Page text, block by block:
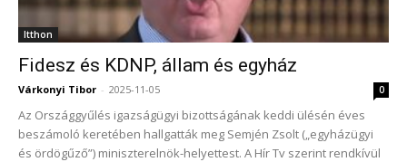
Itthon
Fidesz és KDNP, állam és egyház
Várkonyi Tibor - 2025-11-05 0
Az Országgyűlés igazságügyi bizottságának keddi ülésén éves
beszámoló keretében hallgatták meg Semjén Zsolt („egyházügyi
és ördögűző”) miniszterelnök-helyettest. A Hír Tv szerint rendkívül